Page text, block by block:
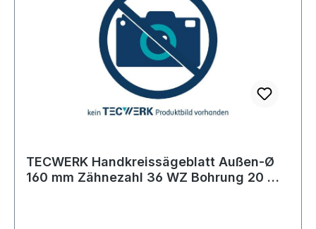
TECWERK Handkreissägeblatt Außen-Ø
160 mm Zähnezahl 36 WZ Bohrung 20 mm